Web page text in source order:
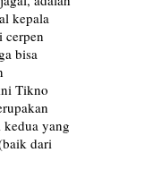
kepala
cerpen
bisa
Tikno
kedua yang
dari